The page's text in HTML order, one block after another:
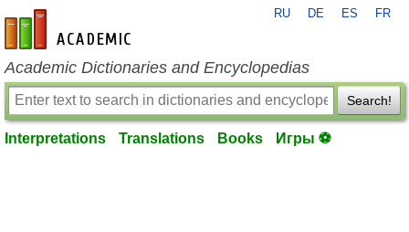
en-academic.com
RU DE ES FR
Academic Dictionaries and Encyclopedias
Search!
Interpretations Translations Books Игры ⚽